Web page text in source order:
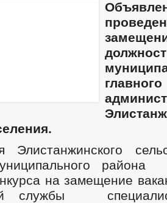
Элистанжинского
на замещение
службы